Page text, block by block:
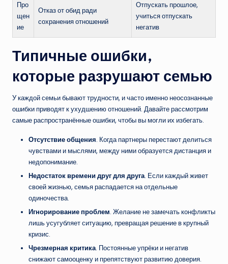
Про
щен
ие
Отказ от обид ради
сохранения отношений
Отпускать прошлое,
учиться отпускать
негатив
Типичные ошибки,
которые разрушают семью
У каждой семьи бывают трудности, и часто именно неосознанные
ошибки приводят к ухудшению отношений. Давайте рассмотрим
самые распространённые ошибки, чтобы вы могли их избегать.
Отсутствие общения. Когда партнеры перестают делиться
чувствами и мыслями, между ними образуется дистанция и
недопонимание.
Недостаток времени друг для друга. Если каждый живет
своей жизнью, семья распадается на отдельные
одиночества.
Игнорирование проблем. Желание не замечать конфликты
лишь усугубляет ситуацию, превращая решение в крупный
кризис.
Чрезмерная критика. Постоянные упрёки и негатив
снижают самооценку и препятствуют развитию доверия.